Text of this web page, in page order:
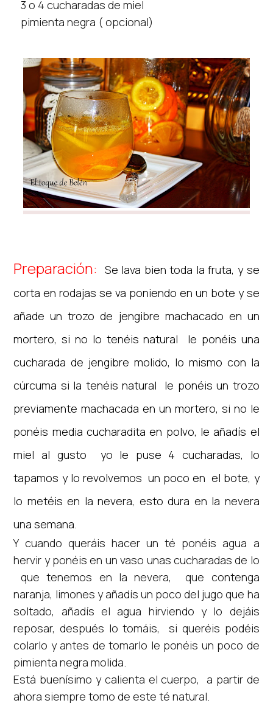
3 o 4 cucharadas de miel
pimienta negra ( opcional)
Preparación: Se lava bien toda la fruta, y se
corta en rodajas se va poniendo en un bote y se
añade un trozo de jengibre machacado en un
mortero, si no lo tenéis natural le ponéis una
cucharada de jengibre molido, lo mismo con la
cúrcuma si la tenéis natural le ponéis un trozo
previamente machacada en un mortero, si no le
ponéis media cucharadita en polvo, le añadís el
miel al gusto yo le puse 4 cucharadas, lo
tapamos y lo revolvemos un poco en el bote, y
lo metéis en la nevera, esto dura en la nevera
una semana.
Y cuando queráis hacer un té ponéis agua a
hervir y ponéis en un vaso unas cucharadas de lo
que tenemos en la nevera, que contenga
naranja, limones y añadís un poco del jugo que ha
soltado, añadís el agua hirviendo y lo dejáis
reposar, después lo tomáis, si queréis podéis
colarlo y antes de tomarlo le ponéis un poco de
pimienta negra molida.
Está buenísimo y calienta el cuerpo, a partir de
ahora siempre tomo de este té natural.